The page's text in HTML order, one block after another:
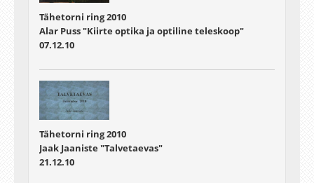
Tähetorni ring 2010
Alar Puss "Kiirte optika ja optiline teleskoop"
07.12.10
Tähetorni ring 2010
Jaak Jaaniste "Talvetaevas"
21.12.10